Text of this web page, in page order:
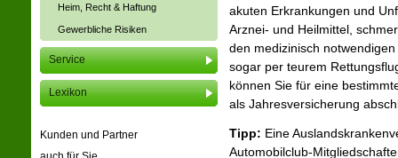
Heim, Recht & Haftung
Gewerbliche Risiken
Service
Lexikon
Kunden und Partner
akuten Erkrankungen und
Arznei- und Heilmittel,
den medizinisch
sogar per teurem
können Sie für eine
als Jahresversicherung
Tipp: Eine
Automobilclub-